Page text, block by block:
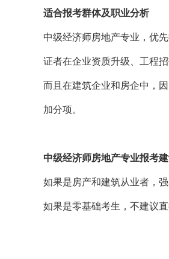
适合报考群体及职业分析
中级经济师房地产专业，优
证者在企业资质升级、工程
而且在建筑企业和房企中，
加分项。
中级经济师房地产专业报考
如果是房产和建筑从业者，
如果是零基础考生，不建议